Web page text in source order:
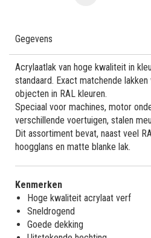
Gegevens
Acrylaatlak van hoge kwaliteit in
standaard. Exact matchende
objecten in RAL kleuren.
Speciaal voor machines, motor
verschillende voertuigen, stalen
Dit assortiment bevat, naast veel
hoogglans en matte blanke lak.
Kenmerken
Hoge kwaliteit acrylaat verf
Sneldrogend
Goede dekking